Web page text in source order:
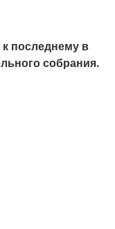
последнему в
собрания.